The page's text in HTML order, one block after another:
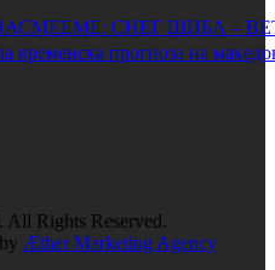
СНЕГ ШИБА –
временска прогноза на
Rights Reserved.
by Æther Marketing Agency